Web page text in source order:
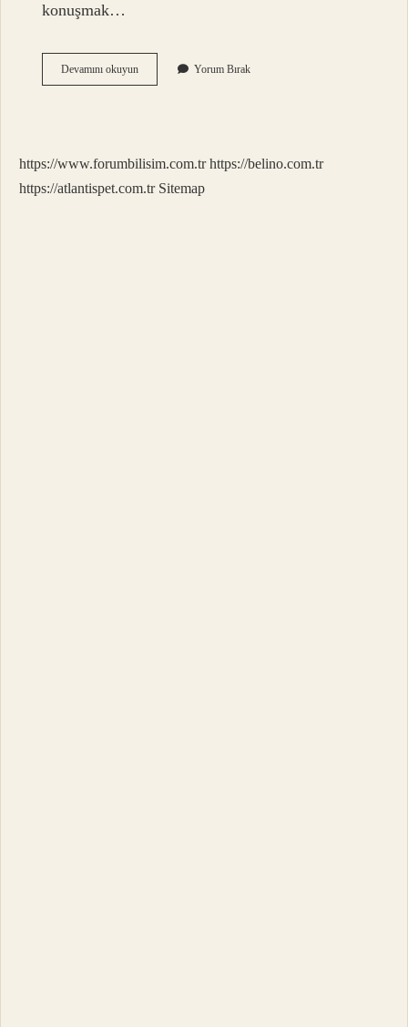
konuşmak…
Devamını okuyunİNsanın
Değeri
Yorum Bırak
https://www.forumbilisim.com.tr https://belino.com.tr
https://atlantispet.com.tr Sitemap